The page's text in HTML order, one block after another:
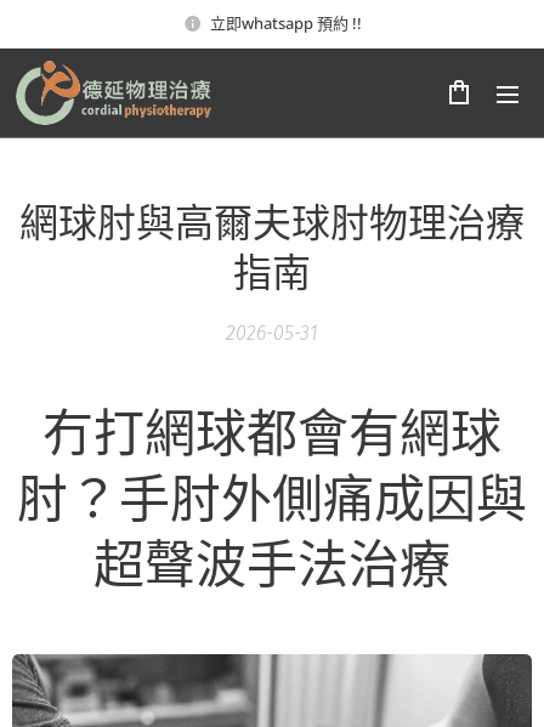
立即whatsapp 預約 !!
網球肘與高爾夫球肘物理治療
指南
2026-05-31
冇打網球都會有網球
肘？手肘外側痛成因與
超聲波手法治療